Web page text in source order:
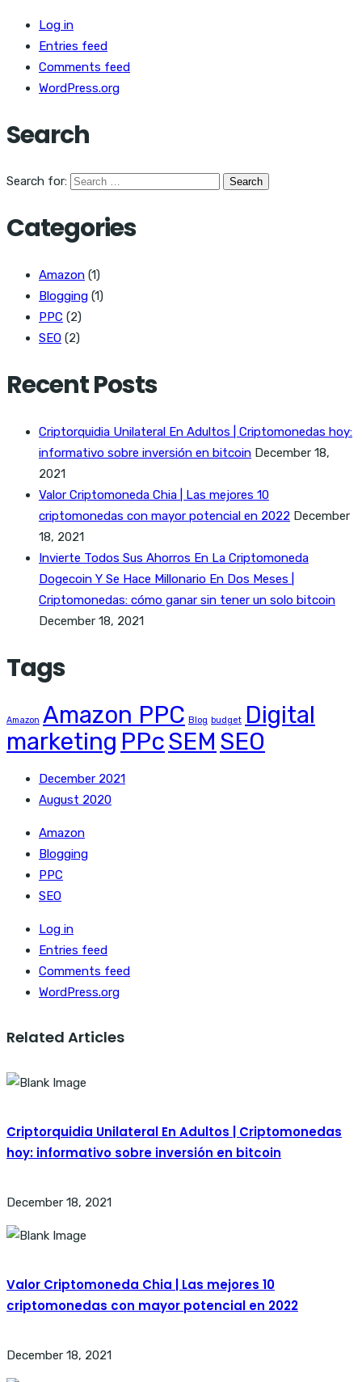
Log in
Entries feed
Comments feed
WordPress.org
Search
Search for:
Categories
Amazon (1)
Blogging (1)
PPC (2)
SEO (2)
Recent Posts
Criptorquidia Unilateral En Adultos | Criptomonedas hoy:
informativo sobre inversión en bitcoin December 18,
2021
Valor Criptomoneda Chia | Las mejores 10
criptomonedas con mayor potencial en 2022 December
18, 2021
Invierte Todos Sus Ahorros En La Criptomoneda
Dogecoin Y Se Hace Millonario En Dos Meses |
Criptomonedas: cómo ganar sin tener un solo bitcoin
December 18, 2021
Tags
Amazon Amazon PPC Blog budget Digital
marketing PPcSEM SEO
December 2021
August 2020
Amazon
Blogging
PPC
SEO
Log in
Entries feed
Comments feed
WordPress.org
Related Articles
Criptorquidia Unilateral En Adultos | Criptomonedas
hoy: informativo sobre inversión en bitcoin
December 18, 2021
Valor Criptomoneda Chia | Las mejores 10
criptomonedas con mayor potencial en 2022
December 18, 2021